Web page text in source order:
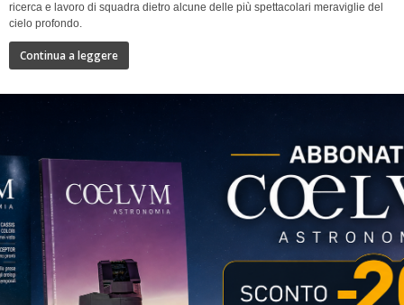
ricerca e lavoro di squadra dietro alcune delle più spettacolari meraviglie del
cielo profondo.
Continua a leggere